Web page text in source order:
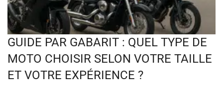
GUIDE PAR GABARIT : QUEL TYPE DE
MOTO CHOISIR SELON VOTRE TAILLE
ET VOTRE EXPÉRIENCE ?